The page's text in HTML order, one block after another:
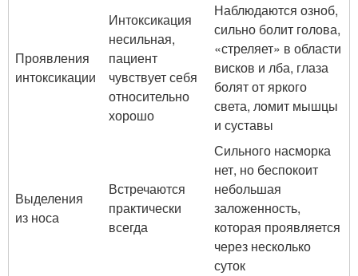
Проявления
интоксикации
Интоксикация
несильная,
пациент
чувствует себя
относительно
хорошо
Наблюдаются озноб,
сильно болит голова,
«стреляет» в области
висков и лба, глаза
болят от яркого
света, ломит мышцы
и суставы
Выделения
из носа
Встречаются
практически
всегда
Сильного насморка
нет, но беспокоит
небольшая
заложенность,
которая проявляется
через несколько
суток